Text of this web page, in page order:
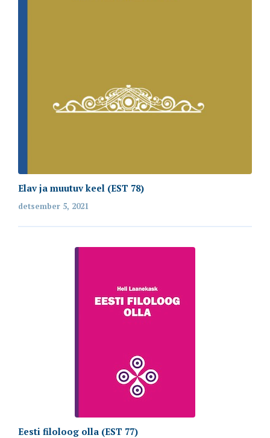
Elav ja muutuv keel (EST 78)
detsember 5, 2021
Eesti filoloog olla (EST 77)